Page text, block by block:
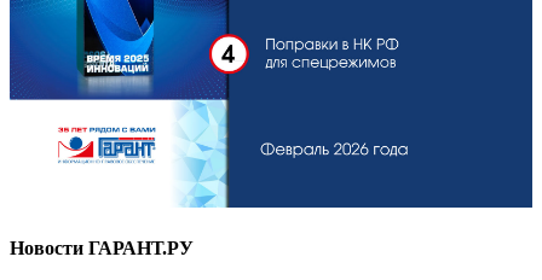
Новости ГАРАНТ.РУ